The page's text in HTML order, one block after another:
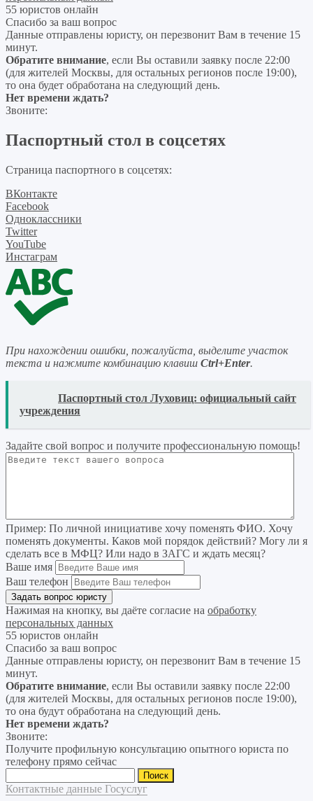
55 юристов онлайн
Спасибо за ваш вопрос
Данные отправлены юристу, он перезвонит Вам в течение 15
минут.
Обратите внимание, если Вы оставили заявку после 22:00
(для жителей Москвы, для остальных регионов после 19:00),
то она будет обработана на следующий день.
Нет времени ждать?
Звоните:
Паспортный стол в соцсетях
Страница паспортного в соцсетях:
ВКонтакте
Facebook
Одноклассники
Twitter
YouTube
Инстаграм
При нахождении ошибки, пожалуйста, выделите участок
текста и нажмите комбинацию клавиш Ctrl+Enter.
Паспортный стол Луховиц: официальный сайт
учреждения
Задайте свой вопрос и получите профессиональную помощь!
Пример: По личной инициативе хочу поменять ФИО. Хочу
поменять документы. Каков мой порядок действий? Могу ли я
сделать все в МФЦ? Или надо в ЗАГС и ждать месяц?
Ваше имя
Ваш телефон
Нажимая на кнопку, вы даёте согласие на обработку
персональных данных
55 юристов онлайн
Спасибо за ваш вопрос
Данные отправлены юристу, он перезвонит Вам в течение 15
минут.
Обратите внимание, если Вы оставили заявку после 22:00
(для жителей Москвы, для остальных регионов после 19:00),
то она будут обработана на следующий день.
Нет времени ждать?
Звоните:
Получите профильную консультацию опытного юриста по
телефону прямо сейчас
Контактные данные Госуслуг